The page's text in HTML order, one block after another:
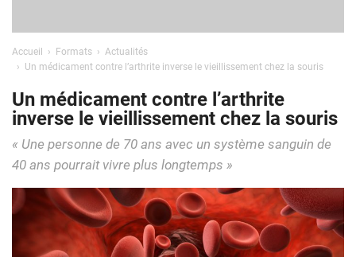
Accueil Formats
Actualités
Un médicament contre l’arthrite inverse le vieillissement chez la souris
Un médicament contre l’arthrite
inverse le vieillissement chez la souris
« Une personne de 70 ans avec un système sanguin de
40 ans pourrait vivre plus longtemps »